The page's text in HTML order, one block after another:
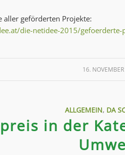
aller geförderten Projekte:
die-netidee-2015/gefoerderte-
16.
ALLGEMEIN, DA
in der